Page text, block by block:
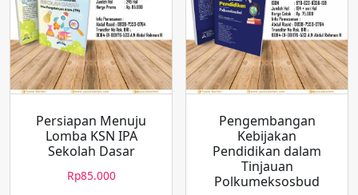
Persiapan Menuju
Lomba KSN IPA
Sekolah Dasar
Rp85.000
Pengembangan
Kebijakan
Pendidikan dalam
Tinjauan
Polkumeksosbud